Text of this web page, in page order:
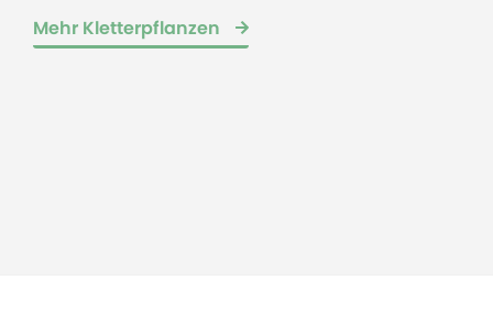
Mehr Kletterpflanzen